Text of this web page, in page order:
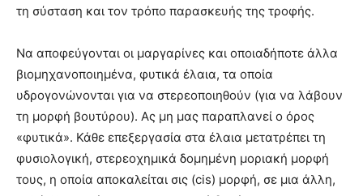
τη σύσταση και τον τρόπο παρασκευής της τροφής.
Να αποφεύγονται οι μαργαρίνες και οποιαδήποτε άλλα
βιομηχανοποιημένα, φυτικά έλαια, τα οποία
υδρογονώνονται για να στερεοποιηθούν (για να λάβουν
τη μορφή βουτύρου). Ας μη μας παραπλανεί ο όρος
«φυτικά». Κάθε επεξεργασία στα έλαια μετατρέπει τη
φυσιολογική, στερεοχημικά δομημένη μοριακή μορφή
τους, η οποία αποκαλείται σις (cis) μορφή, σε μια άλλη,